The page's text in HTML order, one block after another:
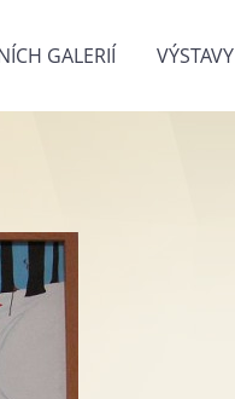
GALERIÍ VÝSTAVY